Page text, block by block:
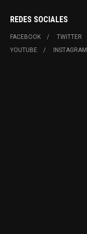
REDES SOCIALES
FACEBOOK TWITTER
YOUTUBE
INSTAGRAM